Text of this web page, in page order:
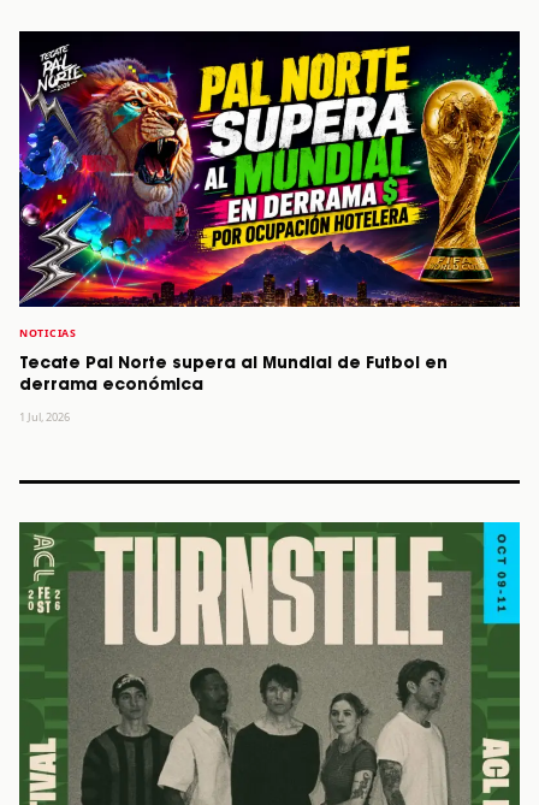
NOTICIAS
Tecate Pal Norte supera al Mundial de Futbol en
derrama económica
1 Jul, 2026